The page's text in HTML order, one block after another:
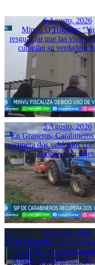
6 Agosto, 2026
Minvu O’Higgins:
resguardar que las
cumplan su verdadera
5 Agosto, 2026
En Graneros,
recupera dos vehículos
detiene a un
4 Agosto, 2026
TVO Deportes: La agónica
de O’Higgins en
Análisis del Repechaje de